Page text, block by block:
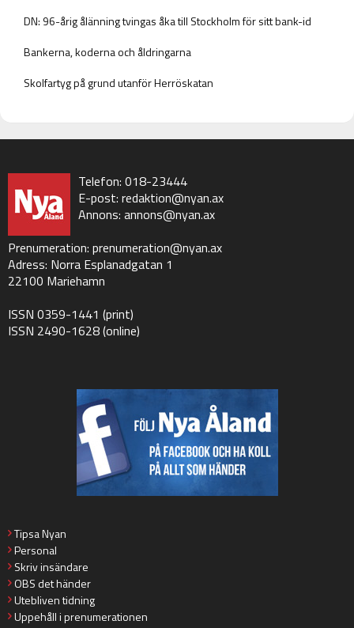
DN: 96-årig ålänning tvingas åka till Stockholm för sitt bank-id
Bankerna, koderna och åldringarna
Skolfartyg på grund utanför Herröskatan
Telefon: 018-23444
E-post: redaktion@nyan.ax
Annons: annons@nyan.ax
Prenumeration: prenumeration@nyan.ax
Adress: Norra Esplanadgatan 1
22100 Mariehamn
ISSN 0359-1441 (print)
ISSN 2490-1628 (online)
Tipsa Nyan
Personal
Skriv insändare
OBS det händer
Utebliven tidning
Uppehåll i prenumerationen